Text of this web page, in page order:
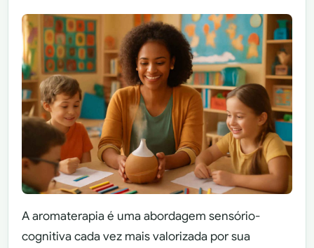
A aromaterapia é uma abordagem sensório-
cognitiva cada vez mais valorizada por sua